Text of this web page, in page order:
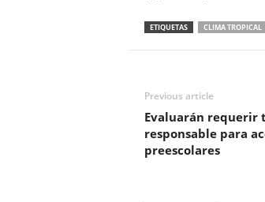
ETIQUETAS CLIMA TROPICAL
Previous article
Evaluarán requerir
responsable para
preescolares